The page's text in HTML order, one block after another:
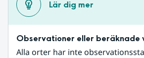
Lär dig mer
Observationer eller beräknade
Alla orter har inte